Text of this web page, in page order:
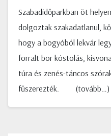
Szabadidőparkban öt
dolgoztak szakadatlanul,
hogy a bogyóból lekvár
forralt bor kóstolás,
túra és zenés-táncos
fűszerezték. (tovább…)